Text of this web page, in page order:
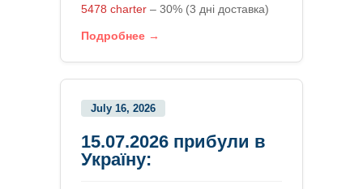
5478 charter – 30% (3 дні доставка)
Подробнее →
July 16, 2026
15.07.2026 прибули в
Україну: